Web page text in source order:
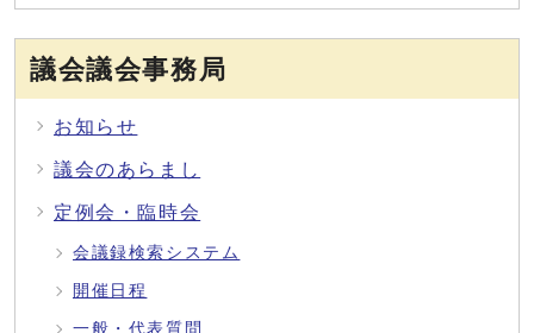
議会議会事務局
お知らせ
議会のあらまし
定例会・臨時会
会議録検索システム
開催日程
一般・代表質問